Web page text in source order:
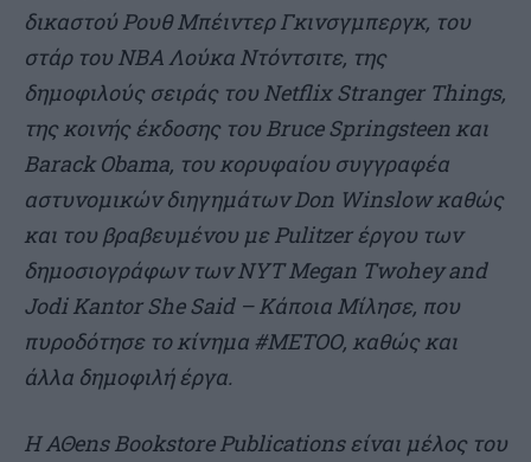
δικαστού Ρουθ Μπέιντερ Γκινσγμπεργκ, του
στάρ του NBAΛούκα Ντόντσιτε, της
δημοφιλούς σειράς του Netflix Stranger Things,
της κοινής έκδοσης του Bruce Springsteen και
Barack Obama, του κορυφαίου συγγραφέα
αστυνομικών διηγημάτων Don Winslow καθώς
και του βραβευμένου με Pulitzer έργου των
δημοσιογράφων των NYT Megan Τwohey and
Jodi Kantor She Said – Κάποια Μίλησε, που
πυροδότησε το κίνημα #ΜΕΤΟΟ, καθώς και
άλλα δημοφιλή έργα.
Η ΑΘens Bookstore Publications είναι μέλος του